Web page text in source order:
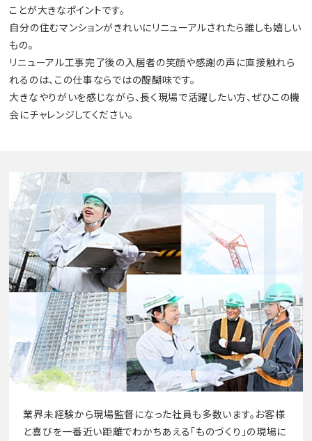
ことが大きなポイントです。
自分の住むマンションがきれいにリニューアルされたら誰しも嬉しい
もの。
リニューアル工事完了後の入居者の笑顔や感謝の声に直接触れら
れるのは、この仕事ならではの醍醐味です。
大きなやりがいを感じながら、長く現場で活躍したい方、ぜひこの機
会にチャレンジしてください。
業界未経験から現場監督になった社員も多数います。お客様
と喜びを一番近い距離でわかちあえる「ものづくり」の現場に